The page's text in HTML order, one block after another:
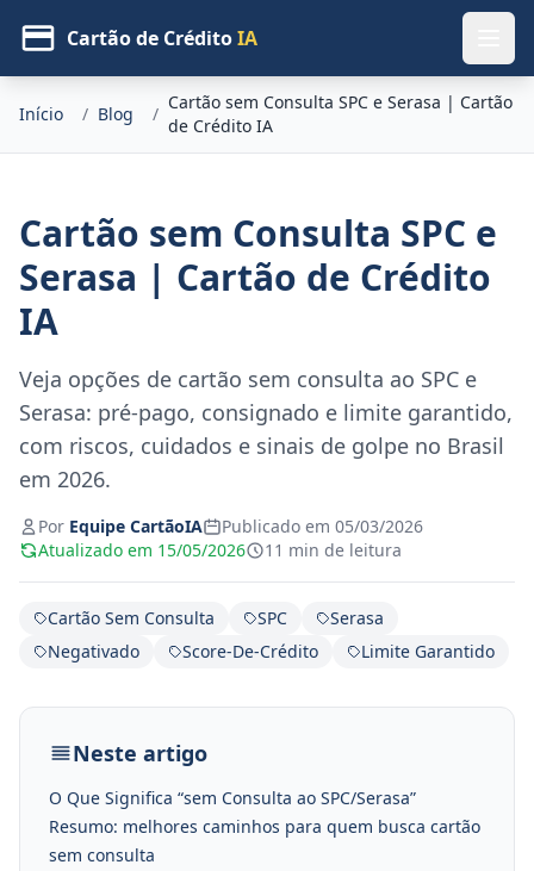
Cartão de CréditoIA
Início / Blog /
Cartão sem Consulta SPC e Serasa | Cartão
de Crédito IA
Cartão sem Consulta SPC e
Serasa | Cartão de Crédito
IA
Veja opções de cartão sem consulta ao SPC e
Serasa: pré-pago, consignado e limite garantido,
com riscos, cuidados e sinais de golpe no Brasil
em 2026.
Por Equipe CartãoIA
Publicado em 05/03/2026
Atualizado em 15/05/2026
11 min de leitura
Cartão Sem Consulta SPC
Serasa
Negativado
Score-De-Crédito Limite Garantido
Neste artigo
O Que Significa “sem Consulta ao SPC/Serasa”
Resumo: melhores caminhos para quem busca cartão
sem consulta